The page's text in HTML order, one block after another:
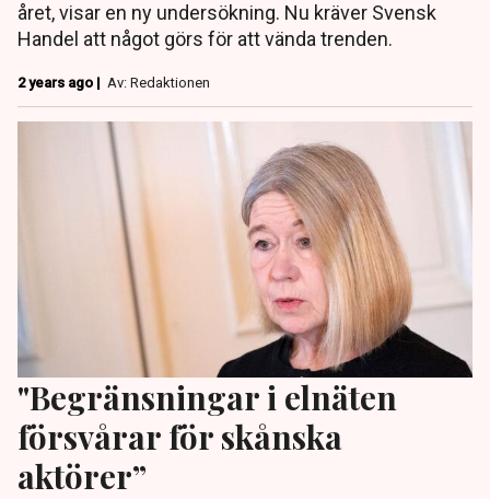
året, visar en ny undersökning. Nu kräver Svensk
Handel att något görs för att vända trenden.
2 years ago | Av: Redaktionen
"Begränsningar i elnäten
försvårar för skånska
aktörer”